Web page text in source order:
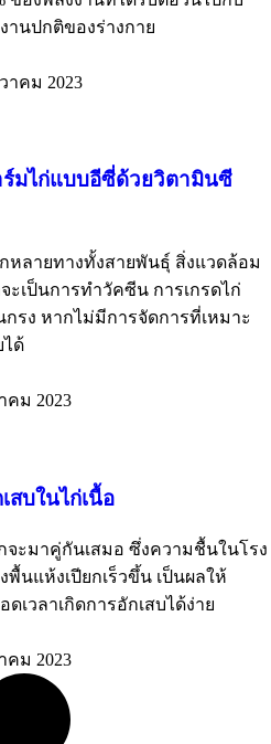
นปกติของร่างกาย
าคม 2023
มไก่แบบอีซี่ด้วยวิตามินซี
หลายทางทั้งสายพันธุ์ สิ่งแวดล้อม
ะเป็นการทำวัคซีน การเกรดไก่
กรง หากไม่มีการจัดการที่เหมาะ
ได้
คม 2023
สบในไก่เนื้อ
ะมาคู่กันเสมอ ซึ่งความชื้นในโรง
นแห้งเปียกเร็วขึ้น เป็นผลให้
เวลาเกิดการอักเสบได้ง่าย
คม 2023